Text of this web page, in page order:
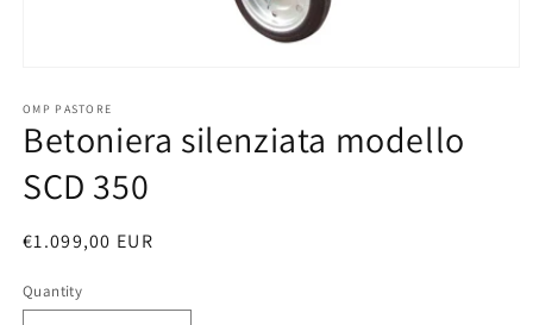
1
in
modal
OMP PASTORE
Betoniera silenziata modello
SCD 350
Regular
€1.099,00 EUR
Quantity